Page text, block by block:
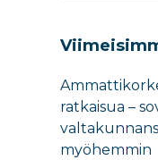
ratkaisua –
myöhemmin